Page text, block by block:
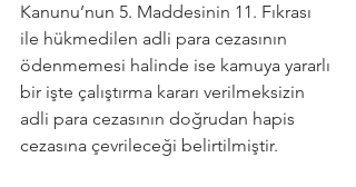
Kanunu’nun 5. Maddesinin 11. Fıkrası
ile hükmedilen adli para cezasının
ödenmemesi halinde ise kamuya yararlı
bir işte çalıştırma kararı verilmeksizin
adli para cezasının doğrudan hapis
cezasına çevrileceği belirtilmiştir.